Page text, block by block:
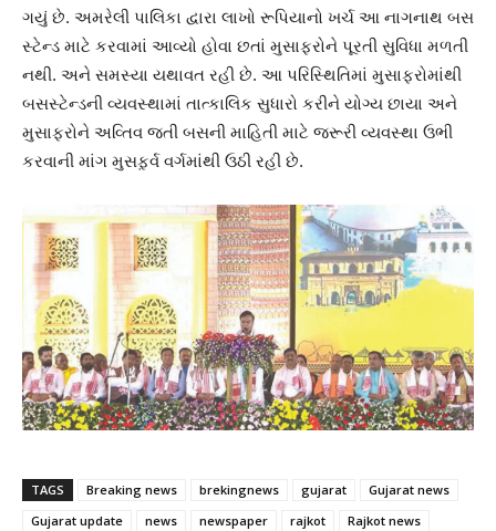
ગયું છે. અમરેલી પાલિકા દ્વારા લાખો રૂપિયાનો ખર્ચ આ નાગનાથ બસ
સ્ટેન્ડ માટે કરવામાં આવ્યો હોવા છતાં મુસાફરોને પૂરતી સુવિધા મળતી
નથી. અને સમસ્યા યથાવત રહી છે. આ પરિસ્થિતિમાં મુસાફરોમાંથી
બસસ્ટેન્ડની વ્યવસ્થામાં તાત્કાલિક સુધારો કરીને યોગ્ય છાયા અને
મુસાફરોને અવ્તિવ જતી બસની માહિતી માટે જરૂરી વ્યવસ્થા ઉભી
કરવાની માંગ મુસફ઼ર્વ વર્ગમાંથી ઉઠી રહી છે.
TAGS Breaking news brekingnews gujarat
Gujarat news
Gujarat update
news newspaper rajkot
Rajkot news